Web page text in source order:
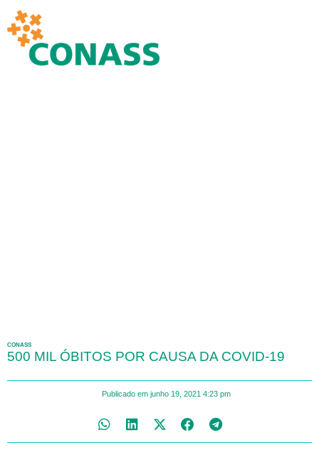
CONASS
500 MIL ÓBITOS POR CAUSA DA COVID-19
Publicado em junho 19, 2021 4:23 pm